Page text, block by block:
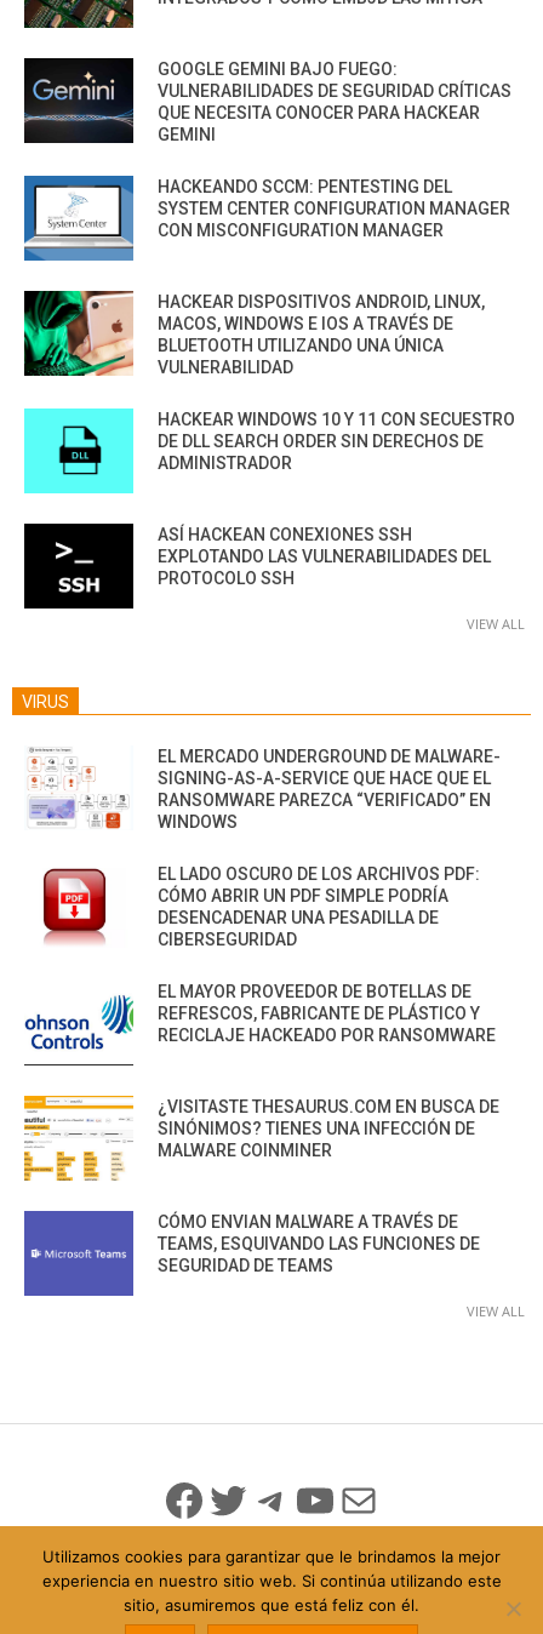
GOOGLE GEMINI BAJO FUEGO:
VULNERABILIDADES DE SEGURIDAD CRÍTICAS
QUE NECESITA CONOCER PARA HACKEAR
GEMINI
HACKEANDO SCCM: PENTESTING DEL
SYSTEM CENTER CONFIGURATION MANAGER
CON MISCONFIGURATION MANAGER
HACKEAR DISPOSITIVOS ANDROID, LINUX,
MACOS, WINDOWS E IOS A TRAVÉS DE
BLUETOOTH UTILIZANDO UNA ÚNICA
VULNERABILIDAD
HACKEAR WINDOWS 10 Y 11 CON SECUESTRO
DE DLL SEARCH ORDER SIN DERECHOS DE
ADMINISTRADOR
ASÍ HACKEAN CONEXIONES SSH
EXPLOTANDO LAS VULNERABILIDADES DEL
PROTOCOLO SSH
VIEW ALL
VIRUS
EL MERCADO UNDERGROUND DE MALWARE-
SIGNING-AS-A-SERVICE QUE HACE QUE EL
RANSOMWARE PAREZCA “VERIFICADO” EN
WINDOWS
EL LADO OSCURO DE LOS ARCHIVOS PDF:
CÓMO ABRIR UN PDF SIMPLE PODRÍA
DESENCADENAR UNA PESADILLA DE
CIBERSEGURIDAD
EL MAYOR PROVEEDOR DE BOTELLAS DE
REFRESCOS, FABRICANTE DE PLÁSTICO Y
RECICLAJE HACKEADO POR RANSOMWARE
¿VISITASTE THESAURUS.COM EN BUSCA DE
SINÓNIMOS? TIENES UNA INFECCIÓN DE
MALWARE COINMINER
CÓMO ENVIAN MALWARE A TRAVÉS DE
TEAMS, ESQUIVANDO LAS FUNCIONES DE
SEGURIDAD DE TEAMS
VIEW ALL
Facebook
Twitter
Telegram
YouTube
Mail
© 2026 Todo Derechos Reservados
Política de Privacidad
Utilizamos cookies para garantizar que le brindamos la mejor
experiencia en nuestro sitio web. Si continúa utilizando este
sitio, asumiremos que está feliz con él.